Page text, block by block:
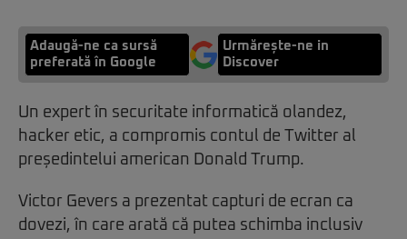
Adaugă-ne ca sursă
preferată în Google
Urmărește-ne in
Discover
Un expert în securitate informatică olandez,
hacker etic, a compromis contul de Twitter al
președintelui american Donald Trump.
Victor Gevers a prezentat capturi de ecran ca
dovezi, în care arată că putea schimba inclusiv